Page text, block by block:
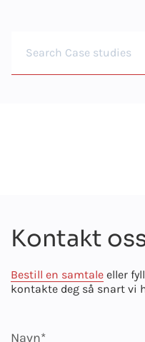
Kontakt
Bestill en samtale eller
kontakte deg så snart vi